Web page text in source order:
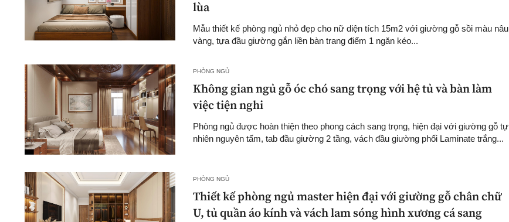
lùa
Mẫu thiết kế phòng ngủ nhỏ đẹp cho nữ diện tích 15m2 với giường gỗ sồi màu nâu
vàng, tựa đầu giường gắn liền bàn trang điểm 1 ngăn kéo...
PHÒNG NGỦ
Không gian ngủ gỗ óc chó sang trọng với hệ tủ và bàn làm
việc tiện nghi
Phòng ngủ được hoàn thiện theo phong cách sang trọng, hiện đại với giường gỗ tự
nhiên nguyên tấm, tab đầu giường 2 tầng, vách đầu giường phối Laminate trắng...
PHÒNG NGỦ
Thiết kế phòng ngủ master hiện đại với giường gỗ chân chữ
U, tủ quần áo kính và vách lam sóng hình xương cá sang